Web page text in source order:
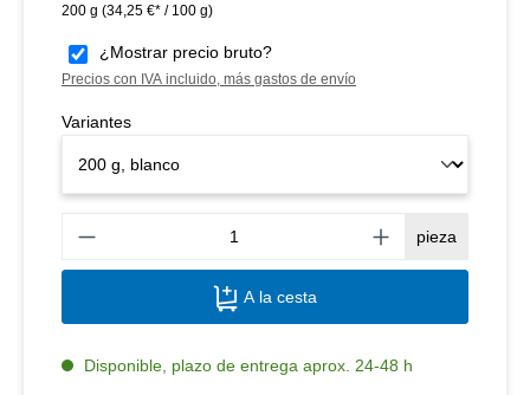
200 g (34,25 €* / 100 g)
¿Mostrar precio bruto?
Precios con IVA incluido, más gastos de envío
Variantes
pieza
A la cesta
Disponible, plazo de entrega aprox. 24-48 h